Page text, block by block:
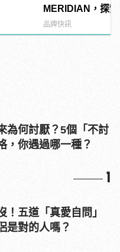
MERIDIAN，探
是自己的移動地圖
品牌快訊
為何討厭？5個「不討
，你遇過哪一種？
1
！五道「真愛自問」
是對的人嗎？